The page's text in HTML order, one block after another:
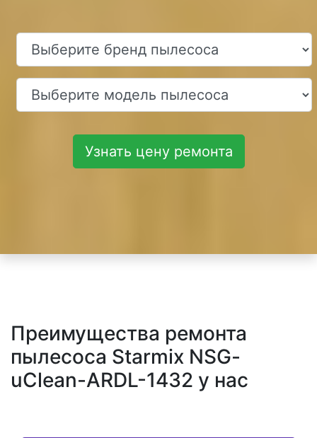
Узнать цену ремонта
Преимущества ремонта
пылесоса Starmix NSG-
uClean-ARDL-1432 у нас